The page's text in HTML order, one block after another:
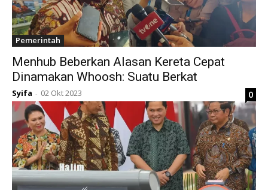
Pemerintah
Menhub Beberkan Alasan Kereta Cepat
Dinamakan Whoosh: Suatu Berkat
Syifa - 02 Okt 2023 0